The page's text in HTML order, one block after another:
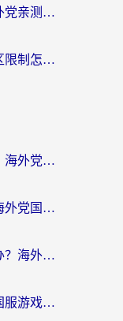
香港酷我地区限制怎么办？海外党亲测有效的回国加速方案来了
在美国用国家政务服务平台地区限制怎么办？海外华人必备的突破攻略（附追剧看片技巧）
在欧洲可以打卡拉彼丘吗现在？海外党国服游戏加速器终极避坑指南
为什么香港玩不了我的世界？海外党国服游戏加速终极解决方案
腾讯桌球国外玩延迟很高怎么办？海外党亲测有效的国服游戏加速指南
泰国怎么玩火拼双扣？海外党国服游戏加速终极指南（附暗区突围植物大战僵尸实测）